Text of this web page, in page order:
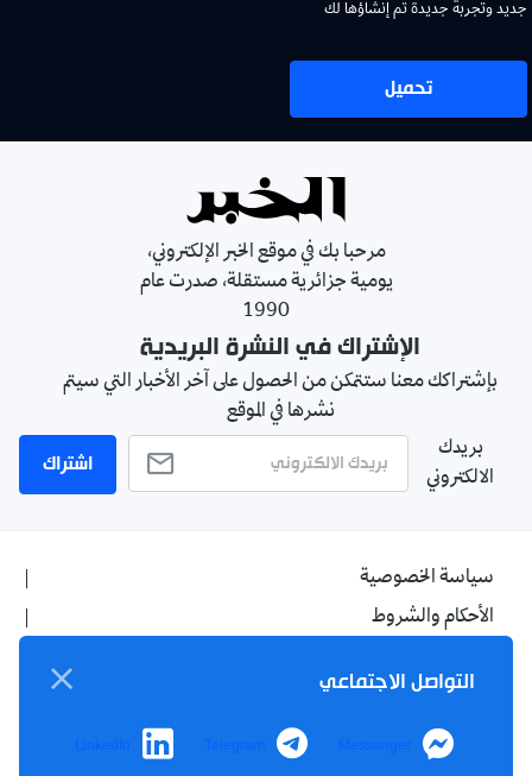
جديد وتجربة جديدة تم إنشاؤها لك
تحميل
مرحبا بك في موقع الخبر الإلكتروني،
يومية جزائرية مستقلة، صدرت عام
1990
الإشتراك في النشرة البريدية
بإشتراكك معنا ستتمكن من الحصول على آخر الأخبار التي سيتم
نشرها في الموقع
بريدك
الالكتروني
اشتراك
سياسة الخصوصية
الأحكام والشروط
اتصل بنا
من نحن
التواصل الاجتماعي
Messenger
Telegram
LinkedIn